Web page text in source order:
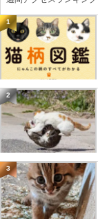
1
2
3